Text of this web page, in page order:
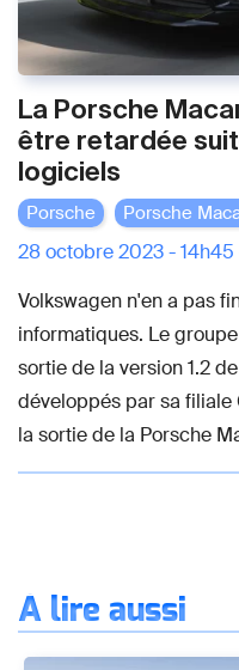
La Porsche
être retardée
logiciels
Porsche Porsche
28 octobre 2023 - 14h45
Volkswagen n'en a pas
informatiques. Le
sortie de la version 1.2
développés par sa
la sortie de la Porsche
À lire aussi